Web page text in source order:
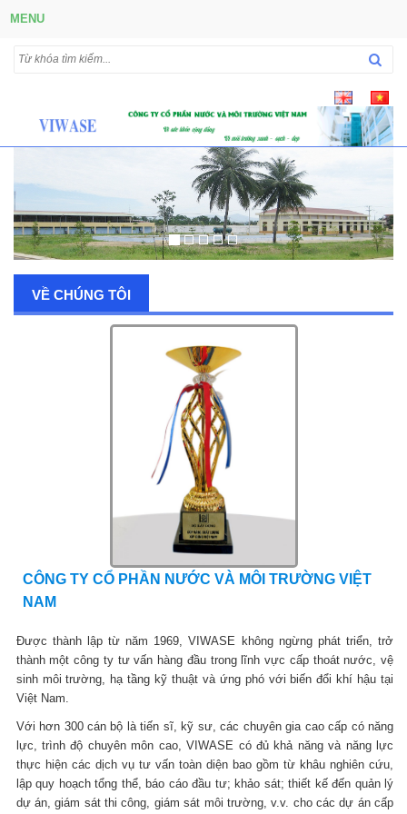
MENU
VỀ CHÚNG TÔI
CÔNG TY CỔ PHẦN NƯỚC VÀ MÔI TRƯỜNG VIỆT
NAM
Được thành lập từ năm 1969, VIWASE không ngừng phát triển, trở
thành một công ty tư vấn hàng đầu trong lĩnh vực cấp thoát nước, vệ
sinh môi trường, hạ tầng kỹ thuật và ứng phó với biến đổi khí hậu tại
Việt Nam.
Với hơn 300 cán bộ là tiến sĩ, kỹ sư, các chuyên gia cao cấp có năng
lực, trình độ chuyên môn cao, VIWASE có đủ khả năng và năng lực
thực hiện các dịch vụ tư vấn toàn diện bao gồm từ khâu nghiên cứu,
lập quy hoạch tổng thể, báo cáo đầu tư; khảo sát; thiết kế đến quản lý
dự án, giám sát thi công, giám sát môi trường, v.v. cho các dự án cấp